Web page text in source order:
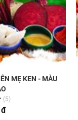
MẸ KEN - MÀU
(5)
đ